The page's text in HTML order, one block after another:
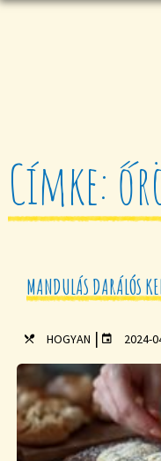
Címke:
MANDULÁS DARÁLÓS
HOGYAN | 2024-